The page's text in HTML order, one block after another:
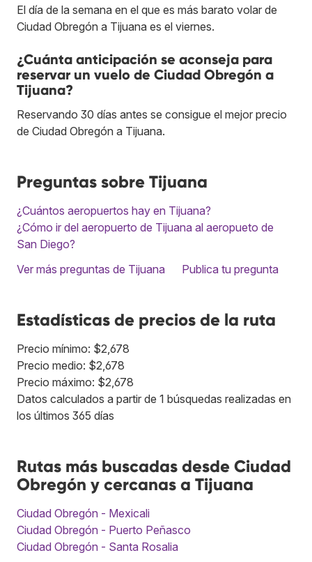
El día de la semana en el que es más barato volar de
Ciudad Obregón a Tijuana es el viernes.
¿Cuánta anticipación se aconseja para
reservar un vuelo de Ciudad Obregón a
Tijuana?
Reservando 30 días antes se consigue el mejor precio
de Ciudad Obregón a Tijuana.
Preguntas sobre Tijuana
¿Cuántos aeropuertos hay en Tijuana?
¿Cómo ir del aeropuerto de Tijuana al aeropueto de
San Diego?
Ver más preguntas de Tijuana
Publica tu pregunta
Estadísticas de precios de la ruta
Precio mínimo: $2,678
Precio medio: $2,678
Precio máximo: $2,678
Datos calculados a partir de 1 búsquedas realizadas en
los últimos 365 días
Rutas más buscadas desde Ciudad
Obregón y cercanas a Tijuana
Ciudad Obregón - Mexicali
Ciudad Obregón - Puerto Peñasco
Ciudad Obregón - Santa Rosalia